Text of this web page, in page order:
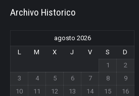
Archivo Historico
agosto 2026
L
M X J V S
D
1
2
3
4 5 6 7 8
9
10
11 12 13 14 15
16